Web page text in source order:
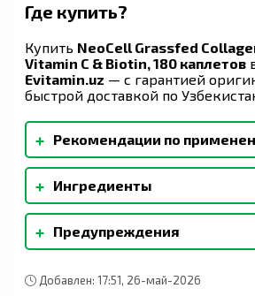
Где купить?
Купить NeoCell Grassfed
Vitamin C & Biotin, 180 каплетов
Evitamin.uz — с гарантией
быстрой доставкой по
+ Рекомендации по
Чтобы повысить свою
рекомендуется принимать по
таблеток в день.
+ Ингредиенты
Стеарат магния (растительного
происхождения). Может
незначительное количество
+ Предупреждения
качестве пищевой добавки. Не
Добавлен: 17:51, 26-май-2026